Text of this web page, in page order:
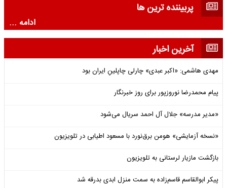
پربیننده ترین ها
ادامه ...
آخرین اخبار
مهدی هاشمی: «اکبر عبدی» چارلی چاپلینِ ایران بود
پیام محمدرضا نوروزپور برای روز خبرنگار
«مدیر مدرسه» جلال آل احمد سریال می‌شود
«نسخه آزمایشی» هومن برق‌نورد با مسعود اطیابی در تلویزیون
بازگشت مازیار لرستانی به تلویزیون
پیکر ابوالقاسم قاسم‌زاده به سمت منزل ابدی بدرقه شد